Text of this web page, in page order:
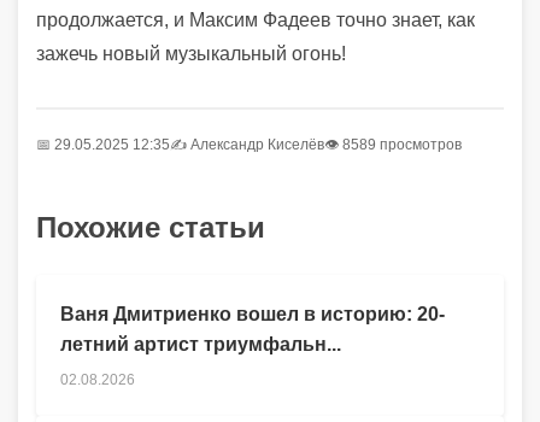
продолжается, и Максим Фадеев точно знает, как
зажечь новый музыкальный огонь!
📅 29.05.2025 12:35✍️ Александр Киселёв👁 8589 просмотров
Похожие статьи
Ваня Дмитриенко вошел в историю: 20-
летний артист триумфальн...
02.08.2026